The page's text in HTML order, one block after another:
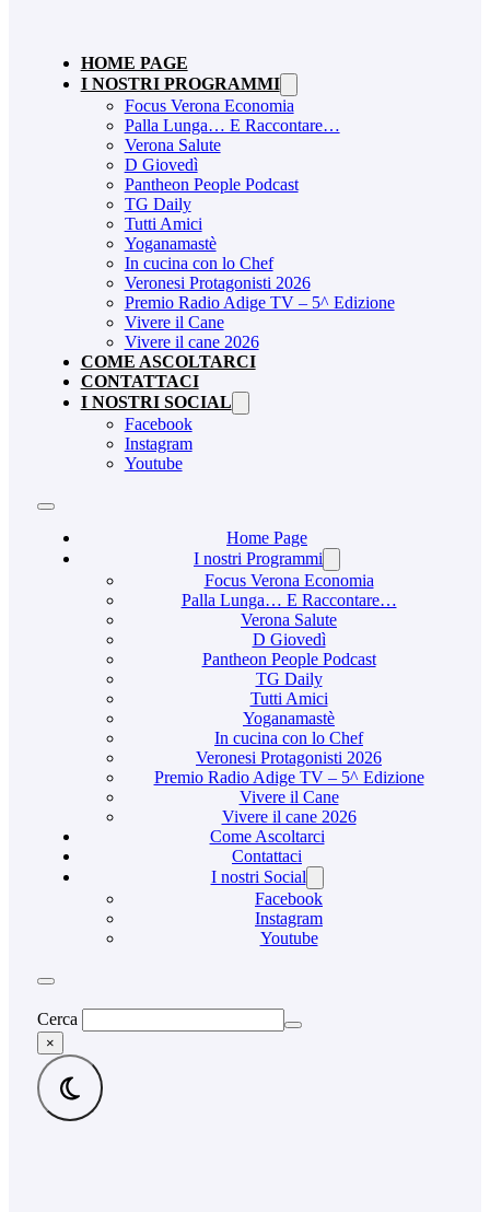
HOME PAGE
I NOSTRI PROGRAMMI
Focus Verona Economia
Palla Lunga… E Raccontare…
Verona Salute
D Giovedì
Pantheon People Podcast
TG Daily
Tutti Amici
Yoganamastè
In cucina con lo Chef
Veronesi Protagonisti 2026
Premio Radio Adige TV – 5^ Edizione
Vivere il Cane
Vivere il cane 2026
COME ASCOLTARCI
CONTATTACI
I NOSTRI SOCIAL
Facebook
Instagram
Youtube
Home Page
I nostri Programmi
Focus Verona Economia
Palla Lunga… E Raccontare…
Verona Salute
D Giovedì
Pantheon People Podcast
TG Daily
Tutti Amici
Yoganamastè
In cucina con lo Chef
Veronesi Protagonisti 2026
Premio Radio Adige TV – 5^ Edizione
Vivere il Cane
Vivere il cane 2026
Come Ascoltarci
Contattaci
I nostri Social
Facebook
Instagram
Youtube
Cerca
×